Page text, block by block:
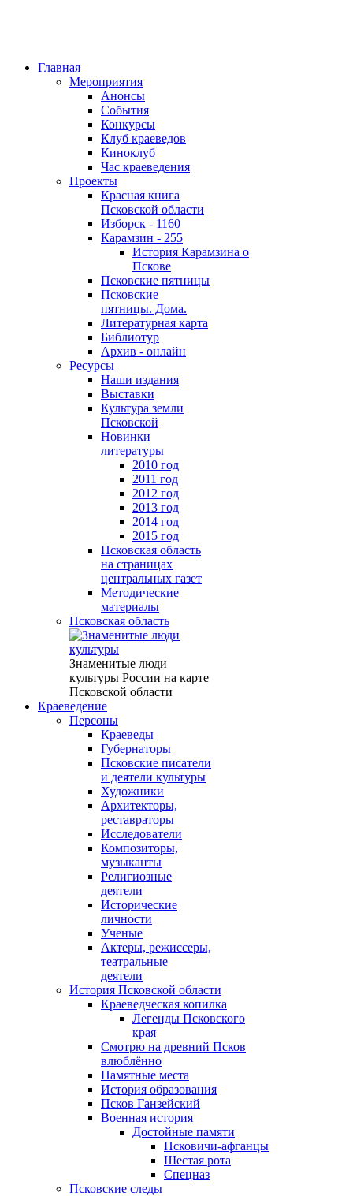
Главная
Мероприятия
Анонсы
События
Конкурсы
Клуб краеведов
Киноклуб
Час краеведения
Проекты
Красная книга
Псковской области
Изборск - 1160
Карамзин - 255
История Карамзина о
Пскове
Псковские пятницы
Псковские
пятницы. Дома.
Литературная карта
Библиотур
Архив - онлайн
Ресурсы
Наши издания
Выставки
Культура земли
Псковской
Новинки
литературы
2010 год
2011 год
2012 год
2013 год
2014 год
2015 год
Псковская область
на страницах
центральных газет
Методические
материалы
Псковская область
Знаменитые люди
культуры России на карте
Псковской области
Краеведение
Персоны
Краеведы
Губернаторы
Псковские писатели
и деятели культуры
Художники
Архитекторы,
реставраторы
Исследователи
Композиторы,
музыканты
Религиозные
деятели
Исторические
личности
Ученые
Актеры, режиссеры,
театральные
деятели
История Псковской области
Краеведческая копилка
Легенды Псковского
края
Смотрю на древний Псков
влюблённо
Памятные места
История образования
Псков Ганзейский
Военная история
Достойные памяти
Псковичи-афганцы
Шестая рота
Спецназ
Псковские следы